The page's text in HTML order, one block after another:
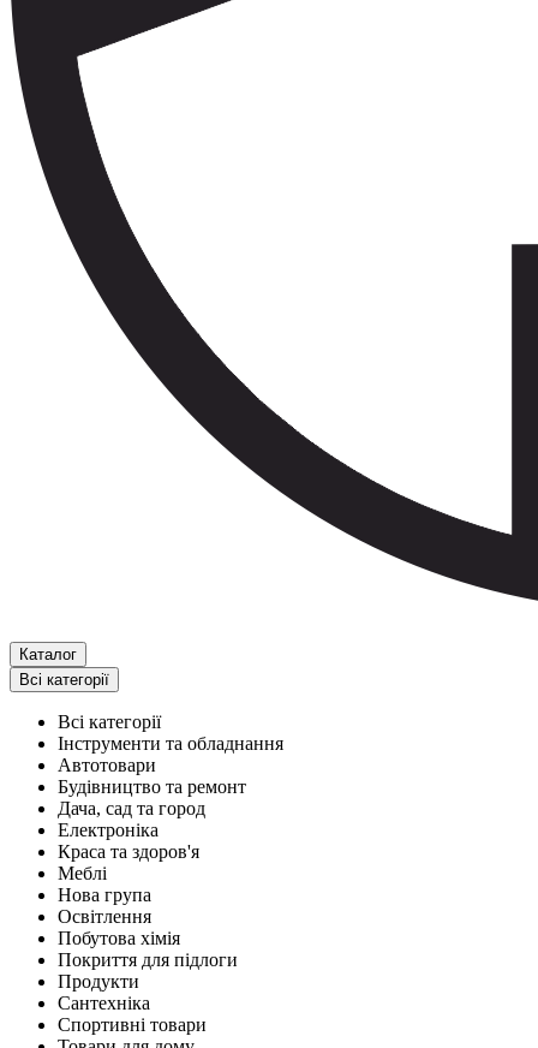
Каталог
Всі категорії
Всі категорії
Інструменти та обладнання
Автотовари
Будівництво та ремонт
Дача, сад та город
Електроніка
Краса та здоров'я
Меблі
Нова група
Освітлення
Побутова хімія
Покриття для підлоги
Продукти
Сантехніка
Спортивні товари